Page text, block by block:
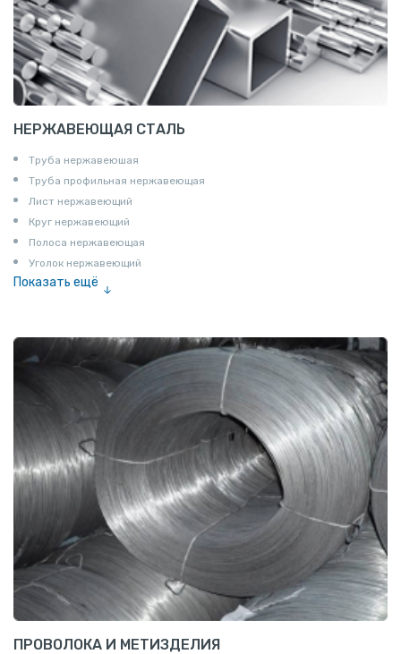
НЕРЖАВЕЮЩАЯ СТАЛЬ
Труба нержавеюшая
Труба профильная нержавеющая
Лист нержавеющий
Круг нержавеющий
Полоса нержавеющая
Уголок нержавеющий
Показать ещё
ПРОВОЛОКА И МЕТИЗДЕЛИЯ